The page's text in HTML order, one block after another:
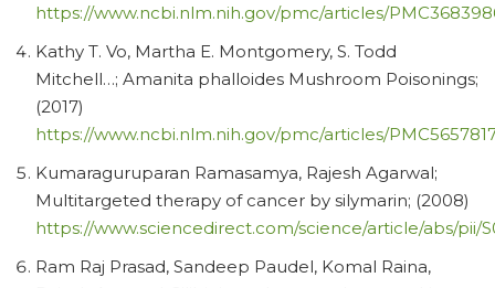
https://www.ncbi.nlm.nih.gov/pmc/articles/
Kathy T. Vo, Martha E. Montgomery, S. Todd
Mitchell…; Amanita phalloides Mushroom Poisonings;
(2017)
https://www.ncbi.nlm.nih.gov/pmc/articles/
Kumaraguruparan Ramasamya, Rajesh Agarwal;
Multitargeted therapy of cancer by silymarin; (2008)
https://www.sciencedirect.com/science/article/abs/pii/
Ram Raj Prasad, Sandeep Paudel, Komal Raina,